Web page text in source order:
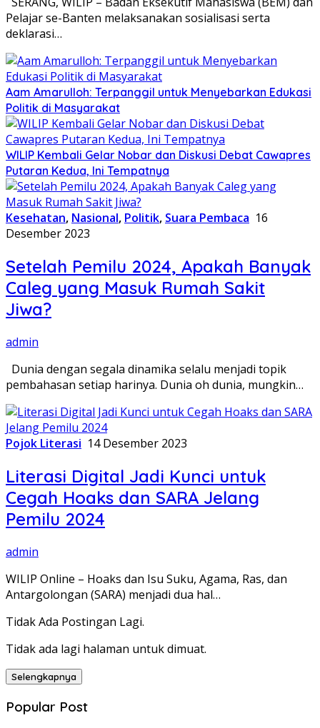
Pelajar se-Banten melaksanakan sosialisasi serta
deklarasi…
Aam Amarulloh: Terpanggil untuk Menyebarkan Edukasi
Politik di Masyarakat
WILIP Kembali Gelar Nobar dan Diskusi Debat Cawapres
Putaran Kedua, Ini Tempatnya
Kesehatan, Nasional, Politik, Suara Pembaca 16
Desember 2023
Setelah Pemilu 2024, Apakah Banyak
Caleg yang Masuk Rumah Sakit
Jiwa?
admin
Dunia dengan segala dinamika selalu menjadi topik
pembahasan setiap harinya. Dunia oh dunia, mungkin…
Pojok Literasi 14 Desember 2023
Literasi Digital Jadi Kunci untuk
Cegah Hoaks dan SARA Jelang
Pemilu 2024
admin
WILIP Online – Hoaks dan Isu Suku, Agama, Ras, dan
Antargolongan (SARA) menjadi dua hal…
Tidak Ada Postingan Lagi.
Tidak ada lagi halaman untuk dimuat.
Selengkapnya
Popular Post